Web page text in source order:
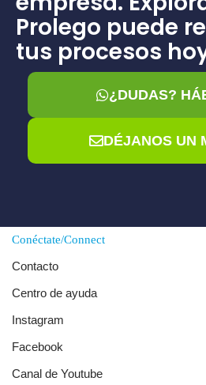
Prolego puede
tus procesos
¿DUDAS?
DÉJANOS UN
Conéctate/Connect
Contacto
Centro de ayuda
Instagram
Facebook
Canal de Youtube